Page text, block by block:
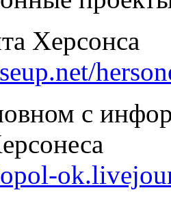
Херсонса
с